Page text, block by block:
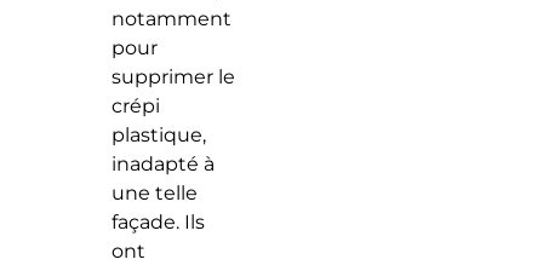
notamment
pour
supprimer le
crépi
plastique,
inadapté à
une telle
façade. Ils
ont